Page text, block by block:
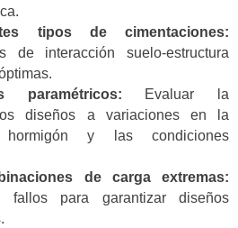
tipos de cimentaciones:
de interacción suelo-estructura
paramétricos: Evaluar la
diseños a variaciones en la
y las condiciones
de carga extremas:
fallos para garantizar diseños